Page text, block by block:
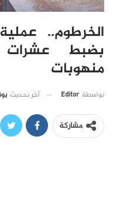
الخرطوم..
بضبط عشرات
منهوبات
بواسطة Editor آخر تحديث
مشاركة